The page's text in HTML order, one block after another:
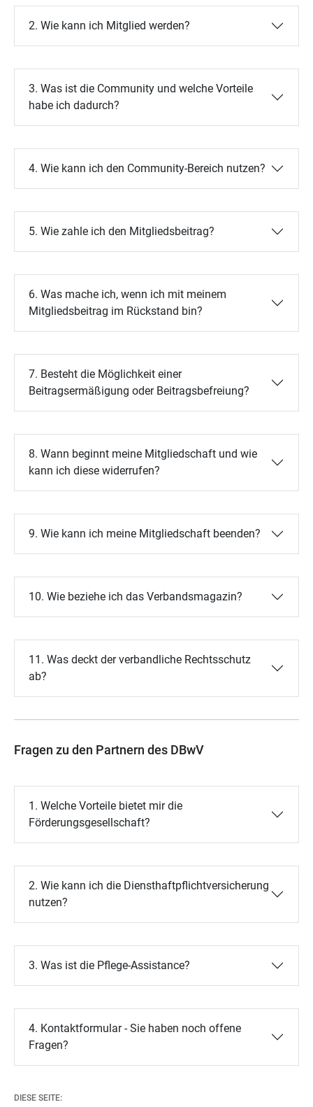
2. Wie kann ich Mitglied werden?
3. Was ist die Community und welche Vorteile
habe ich dadurch?
4. Wie kann ich den Community-Bereich nutzen?
5. Wie zahle ich den Mitgliedsbeitrag?
6. Was mache ich, wenn ich mit meinem
Mitgliedsbeitrag im Rückstand bin?
7. Besteht die Möglichkeit einer
Beitragsermäßigung oder Beitragsbefreiung?
8. Wann beginnt meine Mitgliedschaft und wie
kann ich diese widerrufen?
9. Wie kann ich meine Mitgliedschaft beenden?
10. Wie beziehe ich das Verbandsmagazin?
11. Was deckt der verbandliche Rechtsschutz
ab?
Fragen zu den Partnern des DBwV
1. Welche Vorteile bietet mir die
Förderungsgesellschaft?
2. Wie kann ich die Diensthaftpflichtversicherung
nutzen?
3. Was ist die Pflege-Assistance?
4. Kontaktformular - Sie haben noch offene
Fragen?
DIESE SEITE: